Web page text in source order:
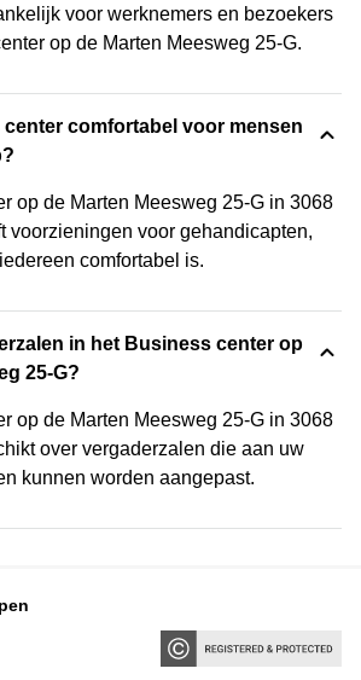
voor werknemers en bezoekers
op de Marten Meesweg 25-G.
center comfortabel voor mensen
op de Marten Meesweg 25-G in 3068
voorzieningen voor gehandicapten,
comfortabel is.
in het Business center op
25-G?
op de Marten Meesweg 25-G in 3068
over vergaderzalen die aan uw
kunnen worden aangepast.